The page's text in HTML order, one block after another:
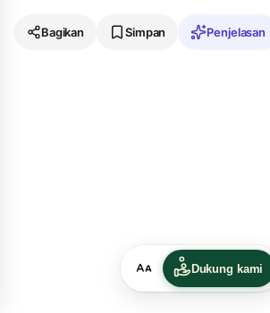
Bagikan Simpan Penjelasan
Dukung kami